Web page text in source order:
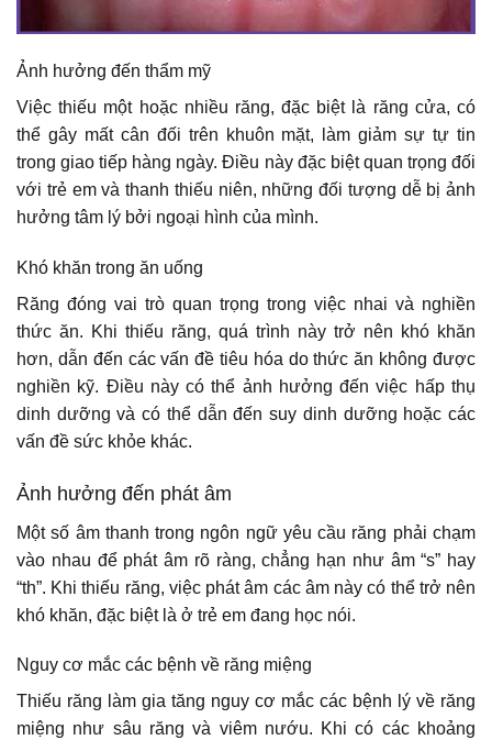
Ảnh hưởng đến thẩm mỹ
Việc thiếu một hoặc nhiều răng, đặc biệt là răng cửa, có
thể gây mất cân đối trên khuôn mặt, làm giảm sự tự tin
trong giao tiếp hàng ngày. Điều này đặc biệt quan trọng đối
với trẻ em và thanh thiếu niên, những đối tượng dễ bị ảnh
hưởng tâm lý bởi ngoại hình của mình.
Khó khăn trong ăn uống
Răng đóng vai trò quan trọng trong việc nhai và nghiền
thức ăn. Khi thiếu răng, quá trình này trở nên khó khăn
hơn, dẫn đến các vấn đề tiêu hóa do thức ăn không được
nghiền kỹ. Điều này có thể ảnh hưởng đến việc hấp thụ
dinh dưỡng và có thể dẫn đến suy dinh dưỡng hoặc các
vấn đề sức khỏe khác.
Ảnh hưởng đến phát âm
Một số âm thanh trong ngôn ngữ yêu cầu răng phải chạm
vào nhau để phát âm rõ ràng, chẳng hạn như âm “s” hay
“th”. Khi thiếu răng, việc phát âm các âm này có thể trở nên
khó khăn, đặc biệt là ở trẻ em đang học nói.
Nguy cơ mắc các bệnh về răng miệng
Thiếu răng làm gia tăng nguy cơ mắc các bệnh lý về răng
miệng như sâu răng và viêm nướu. Khi có các khoảng